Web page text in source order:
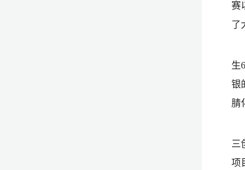
赛
了
生
银
腈
三
项